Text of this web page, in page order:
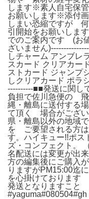
します※素人自宅保
お願いします※添付
しまい恐縮ですが
引開始をお願いしま
でのご案内です (お
ざいません
しチャーム アンブレ
スカード クリアカー
ストカード ジャンプ
しクリアカード ポラ
----------■■発送に関し
負担で佐川急便の 飛
縄・離島に送付する
て頂く 場合がござい
県・離島以外の地域
を ご要望される方は
す。ハイキュー!!ポス
ズ・コンフェクト。
名配送には変更が出
方の編集後にご購入
りますがPM15:00迄
を心掛けております
発送となりますこと
#yaguma#080504#gh